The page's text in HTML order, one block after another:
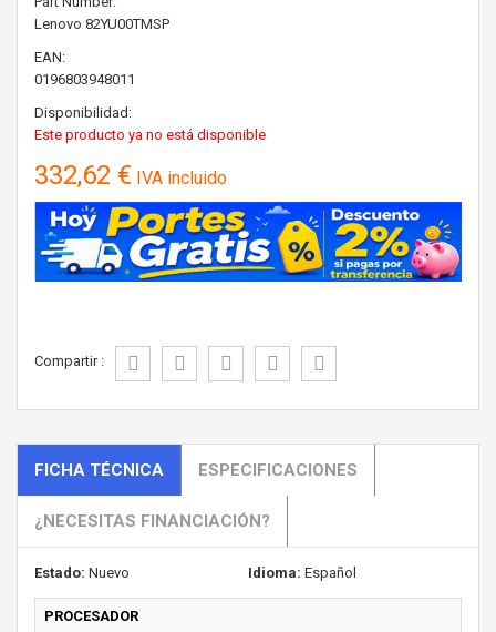
Lenovo 82YU00TMSP
EAN:
0196803948011
Disponibilidad:
Este producto ya no está disponible
332,62 € IVA incluido
Compartir :
FICHA TÉCNICA ESPECIFICACIONES
¿NECESITAS FINANCIACIÓN?
Estado: Nuevo Idioma: Español
PROCESADOR